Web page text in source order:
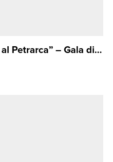
Petrarca” – Gala di